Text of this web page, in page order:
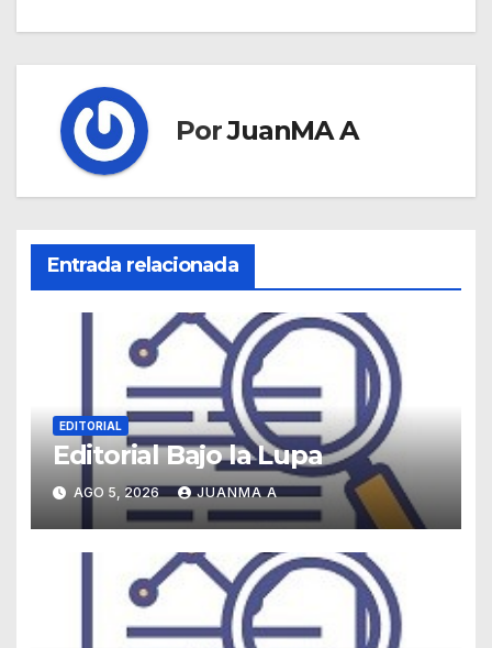
PorJuanMA A
Entrada relacionada
EDITORIAL
Editorial Bajo la Lupa
AGO 5, 2026 JUANMA A